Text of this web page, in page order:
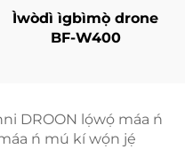
Ìwòdì ìgbìmọ̀ drone
BF-W400
DROON lọ́wọ́ máa ń
ń mú kí wọ́n jẹ́